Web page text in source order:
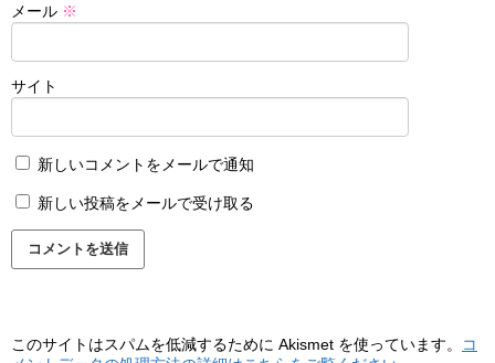
メール ※
サイト
新しいコメントをメールで通知
新しい投稿をメールで受け取る
このサイトはスパムを低減するために Akismet を使っています。
コ